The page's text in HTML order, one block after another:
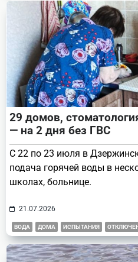
29 домов,
— на 2 дня без ГВС
С 22 по 23 июля в
подача горячей воды в
школах, больнице.
21.07.2026
ВОДА ДОМА ИСПЫТАНИЯ